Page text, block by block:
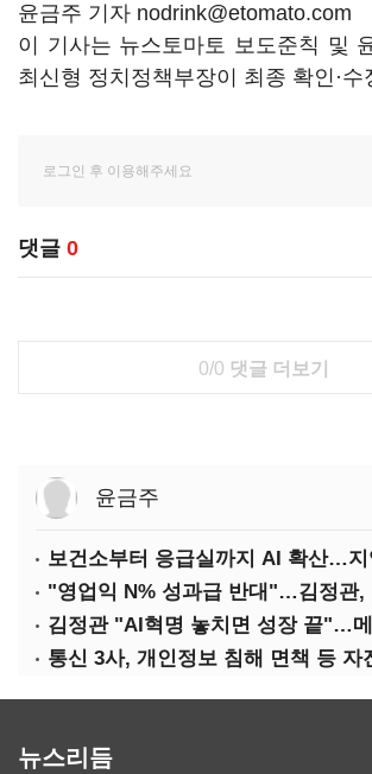
윤금주 기자 nodrink@etomato.com
이 기사는 뉴스토마토 보도준칙 및
최신형 정치정책부장이 최종 확인·수
댓글 0
0/0 댓글 더보기
윤금주
뉴스리듬